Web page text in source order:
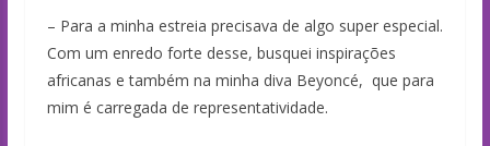
– Para a minha estreia precisava de algo super especial.
Com um enredo forte desse, busquei inspirações
africanas e também na minha diva Beyoncé, que para
mim é carregada de representatividade.